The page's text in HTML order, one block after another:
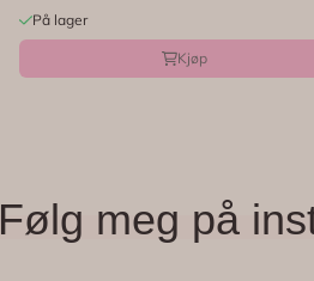
På lager
Kjøp
Følg meg på